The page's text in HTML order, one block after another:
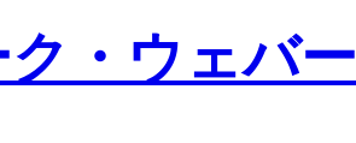
ク・ウェバー